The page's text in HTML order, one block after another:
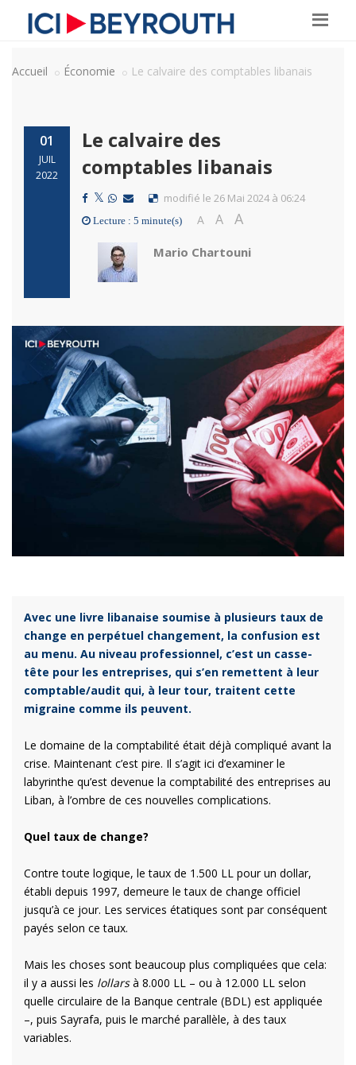
Accueil Économie Le calvaire des comptables libanais
01
JUIL
2022
Le calvaire des
comptables libanais
modifié le 26 Mai 2024 à 06:24
Lecture : 5 minute(s) A A A
Mario Chartouni
Avec une livre libanaise soumise à plusieurs taux de
change en perpétuel changement, la confusion est
au menu. Au niveau professionnel, c’est un casse-
tête pour les entreprises, qui s’en remettent à leur
comptable/audit qui, à leur tour, traitent cette
migraine comme ils peuvent.
Le domaine de la comptabilité était déjà compliqué avant la
crise. Maintenant c’est pire. Il s’agit ici d’examiner le
labyrinthe qu’est devenue la comptabilité des entreprises au
Liban, à l’ombre de ces nouvelles complications.
Quel taux de change?
Contre toute logique, le taux de 1.500 LL pour un dollar,
établi depuis 1997, demeure le taux de change officiel
jusqu’à ce jour. Les services étatiques sont par conséquent
payés selon ce taux.
Mais les choses sont beaucoup plus compliquées que cela:
il y a aussi les lollarsà 8.000 LL – ou à 12.000 LL selon
quelle circulaire de la Banque centrale (BDL) est appliquée
–, puis Sayrafa, puis le marché parallèle, à des taux
variables.